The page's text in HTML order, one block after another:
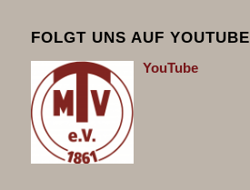
FOLGT UNS AUF YOUTUBE
YouTube